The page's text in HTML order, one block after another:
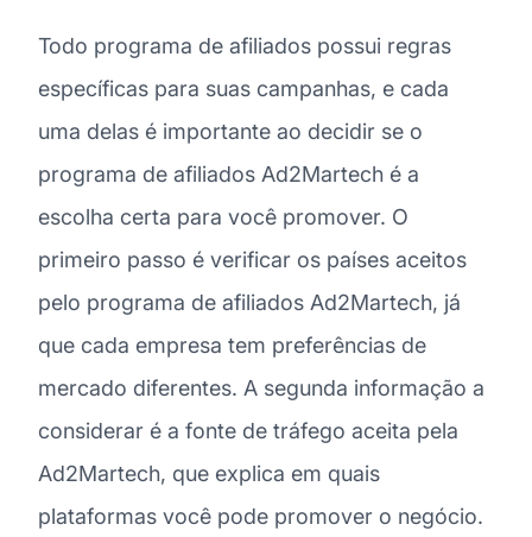
Todo programa de afiliados possui regras
específicas para suas campanhas, e cada
uma delas é importante ao decidir se o
programa de afiliados Ad2Martech é a
escolha certa para você promover. O
primeiro passo é verificar os países aceitos
pelo programa de afiliados Ad2Martech, já
que cada empresa tem preferências de
mercado diferentes. A segunda informação a
considerar é a fonte de tráfego aceita pela
Ad2Martech, que explica em quais
plataformas você pode promover o negócio.